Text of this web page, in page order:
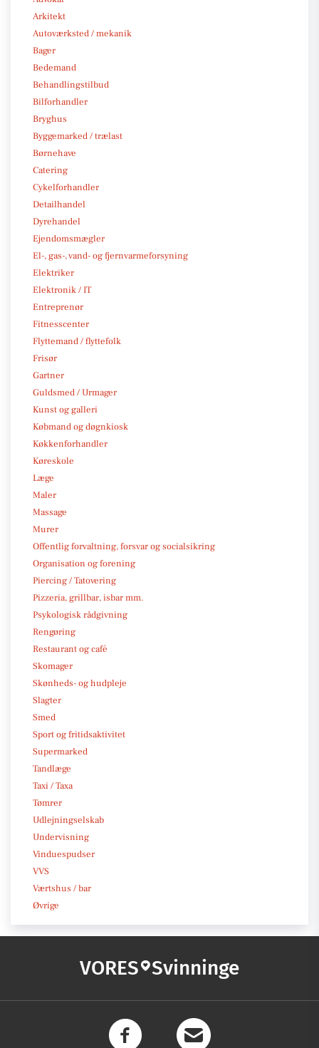
Arkitekt
Autoværksted / mekanik
Bager
Bedemand
Behandlingstilbud
Bilforhandler
Bryghus
Byggemarked / trælast
Børnehave
Catering
Cykelforhandler
Detailhandel
Dyrehandel
Ejendomsmægler
El-, gas-, vand- og fjernvarmeforsyning
Elektriker
Elektronik / IT
Entreprenør
Fitnesscenter
Flyttemand / flyttefolk
Frisør
Gartner
Guldsmed / Urmager
Kunst og galleri
Købmand og døgnkiosk
Køkkenforhandler
Køreskole
Læge
Maler
Massage
Murer
Offentlig forvaltning, forsvar og socialsikring
Organisation og forening
Piercing / Tatovering
Pizzeria, grillbar, isbar mm.
Psykologisk rådgivning
Rengøring
Restaurant og café
Skomager
Skønheds- og hudpleje
Slagter
Smed
Sport og fritidsaktivitet
Supermarked
Tandlæge
Taxi / Taxa
Tømrer
Udlejningselskab
Undervisning
Vinduespudser
VVS
Værtshus / bar
Øvrige
VORES Svinninge